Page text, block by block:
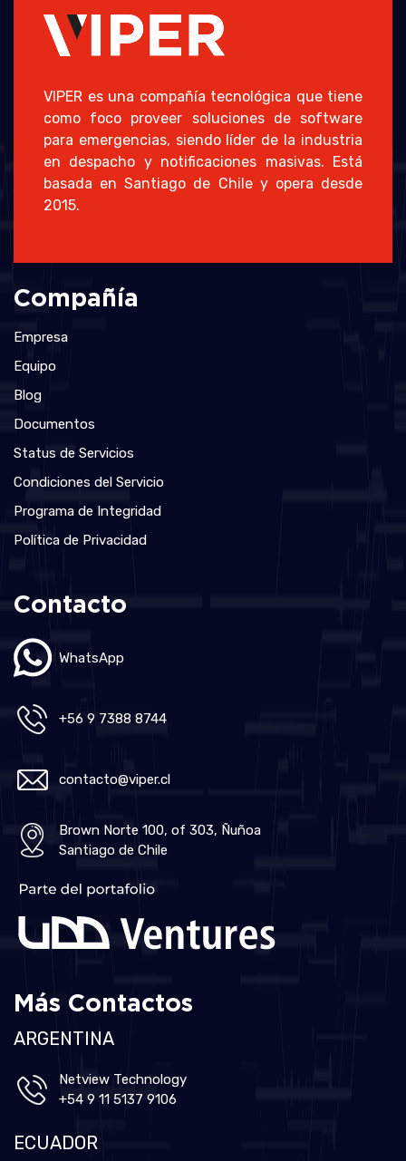
VIPER es una compañía tecnológica que tiene
como foco proveer soluciones de software
para emergencias, siendo líder de la industria
en despacho y notificaciones masivas. Está
basada en Santiago de Chile y opera desde
2015.
Compañía
Empresa
Equipo
Blog
Documentos
Status de Servicios
Condiciones del Servicio
Programa de Integridad
Política de Privacidad
Contacto
WhatsApp
+56 9 7388 8744
contacto@viper.cl
Brown Norte 100, of 303, Ñuñoa
Santiago de Chile
Más Contactos
ARGENTINA
Netview Technology
+54 9 11 5137 9106
ECUADOR